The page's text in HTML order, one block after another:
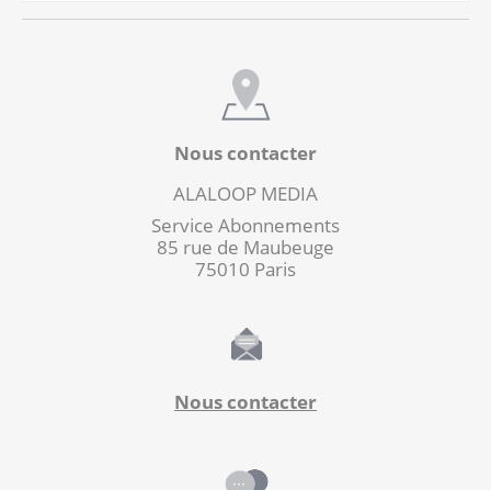
Nous contacter
ALALOOP MEDIA
Service Abonnements
85 rue de Maubeuge
75010 Paris
Nous contacter